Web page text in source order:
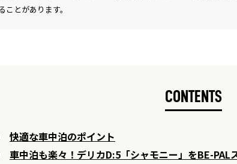
ことがあります。
CONTENTS
快適な車中泊のポイント
車中泊も楽々！デリカD:5「シャモニー」をBE-PAL